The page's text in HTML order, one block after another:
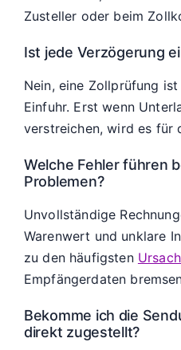
Zusteller oder beim
Ist jede Verzögerung
Nein, eine Zollprüfung
Einfuhr. Erst wenn
verstreichen, wird es für
Welche Fehler führen
Problemen?
Unvollständige
Warenwert und unklare
zu den häufigsten
Empfängerdaten
Bekomme ich die
direkt zugestellt?